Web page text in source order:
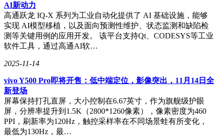
AI新动力
高通跃龙 IQ-X 系列为工业自动化提供了 AI 基础设施，能够
实现 AI模型移植，以及面向预测性维护、状态监测和缺陷检
测等关键用例的应用开发。 该平台支持Qt、CODESYS等工业
软件工具，通过高通AI软…
2025-11-14
vivo Y500 Pro即将开售：低中端定位，影像突出，11月14日全
新登场
屏幕保持打孔直屏，大小控制在6.67英寸，作为旗舰级护眼
屏，分辨率提升到1.5K（2800*1260像素），像素密度为460
PPI，刷新率为120Hz，触控采样率在不同场景蛙有所变化，
最低为130Hz，最…